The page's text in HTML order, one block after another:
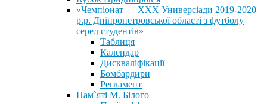
«Чемпіонат — ХХХ Универсіади 2019-2020
р.р. Дніпропетровської області з футболу
серед студентів»
Таблиця
Календар
Дискваліфікації
Бомбардири
Регламент
Пам`яті М. Білого